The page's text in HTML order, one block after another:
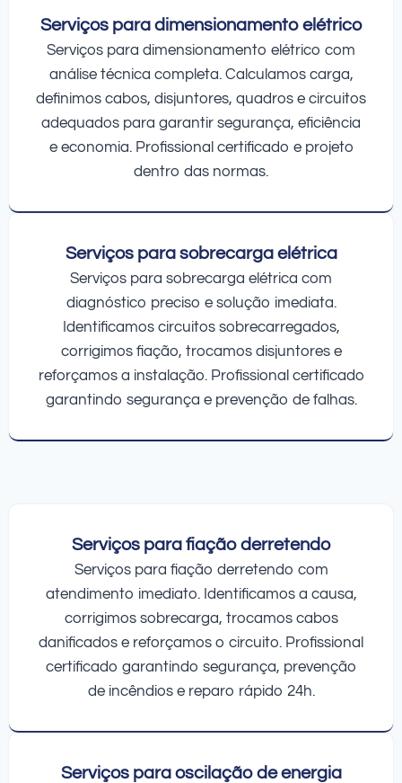
Serviços para dimensionamento elétrico
Serviços para dimensionamento elétrico com
análise técnica completa. Calculamos carga,
definimos cabos, disjuntores, quadros e circuitos
adequados para garantir segurança, eficiência
e economia. Profissional certificado e projeto
dentro das normas.
Serviços para sobrecarga elétrica
Serviços para sobrecarga elétrica com
diagnóstico preciso e solução imediata.
Identificamos circuitos sobrecarregados,
corrigimos fiação, trocamos disjuntores e
reforçamos a instalação. Profissional certificado
garantindo segurança e prevenção de falhas.
Serviços para fiação derretendo
Serviços para fiação derretendo com
atendimento imediato. Identificamos a causa,
corrigimos sobrecarga, trocamos cabos
danificados e reforçamos o circuito. Profissional
certificado garantindo segurança, prevenção
de incêndios e reparo rápido 24h.
Serviços para oscilação de energia